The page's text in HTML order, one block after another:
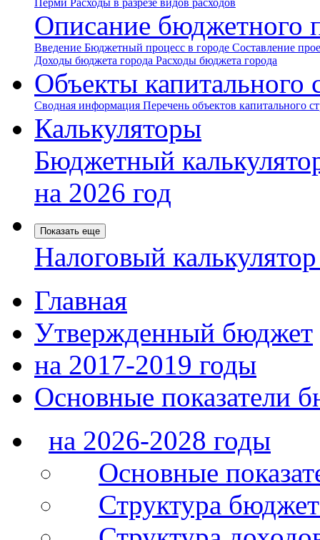
Перми Расходы в разрезе видов расходов
Описание бюджетного
Введение Бюджетный процесс в городе Составление
Доходы бюджета города Расходы бюджета города
Объекты капитального
Сводная информация Перечень объектов капитального
Калькуляторы
Бюджетный
на 2026 год
Показать еще
Налоговый
Главная
Утвержденный бюджет
на 2017-2019 годы
Основные показатели
на 2026-2028 годы
Основные
Структура